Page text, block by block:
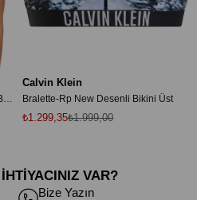
Calvin Klein
Bralette-Rp New Desenli Bikini Üst
₺1.299,35₺1.999,00
VAR?
Bize Yazın